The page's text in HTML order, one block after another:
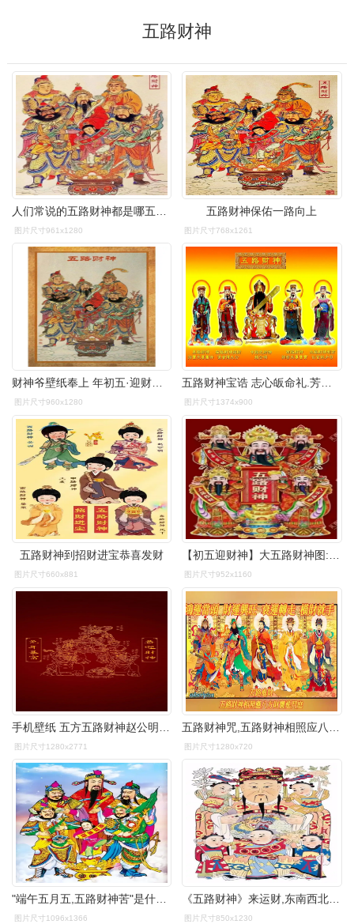
五路财神
图片尺寸961x1280
五路财神保佑一路向上
图片尺寸768x1261
财神爷壁纸奉上 年初五·迎财神 90五路财神爷到我家92 3836
图片尺寸960x1280
五路财神宝诰 志心皈命礼.芳徽着于紫霞.功德垂于金碑.一生清 - 抖音
图片尺寸1374x900
五路财神到招财进宝恭喜发财
图片尺寸660x881 图片尺寸952x1160
图片尺寸1280x2771 图片尺寸1280x720
"端午五月五,五路财神苦"是什么意思?端午节领五路财神进门
图片尺寸1096x1366
《五路财神》来运财,东南西北中,五方财路齐打开
图片尺寸850x1230